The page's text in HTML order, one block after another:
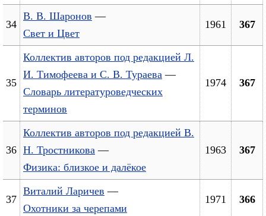
34
В. В. Шаронов —
Свет и Цвет
1961 367
35
Коллектив авторов под редакцией Л.
И. Тимофеева и С. В. Тураева —
Словарь литературоведческих
терминов
1974 367
36
Коллектив авторов под редакцией В.
Н. Тростникова —
Физика: близкое и далёкое
1963 367
37
Виталий Ларичев —
Охотники за черепами
1971 366